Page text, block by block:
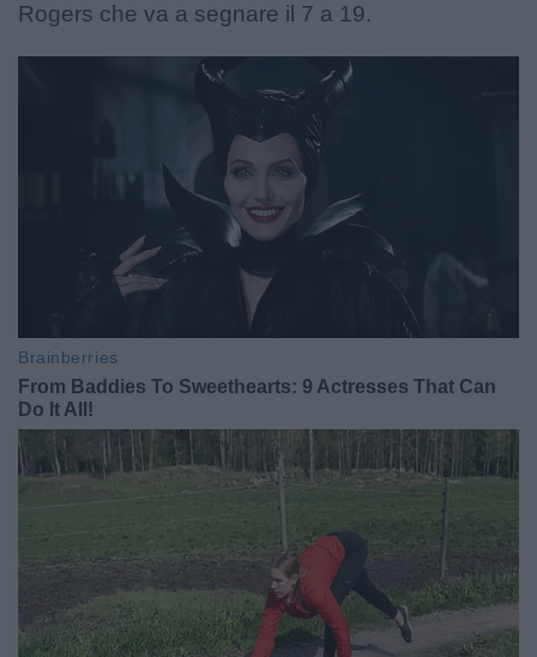
Rogers che va a segnare il 7 a 19.